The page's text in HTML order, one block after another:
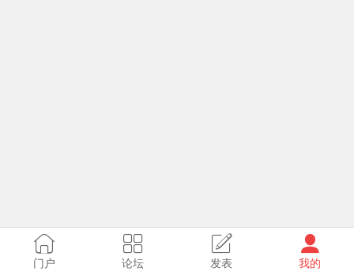
门户 论坛 发表 我的